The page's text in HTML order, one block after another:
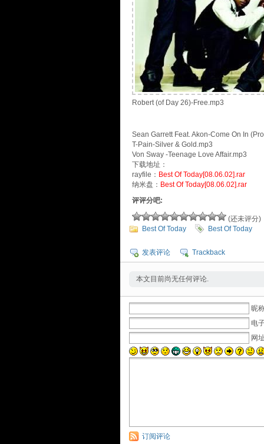
Robert (of Day 26)-Free.mp3
Sean Garrett Feat. Akon-Come On In
T-Pain-Silver & Gold.mp3
Von Sway -Teenage Love Affair.mp3
下载地址：
rayfile： Best Of Today[08.06.02].rar
纳米盘： Best Of Today[08.06.02].rar
评评分吧:
(还未评分)
Best Of Today
Best Of Today
发表评论 Trackback
本文目前尚无任何评论.
昵
电
网址
订阅评论